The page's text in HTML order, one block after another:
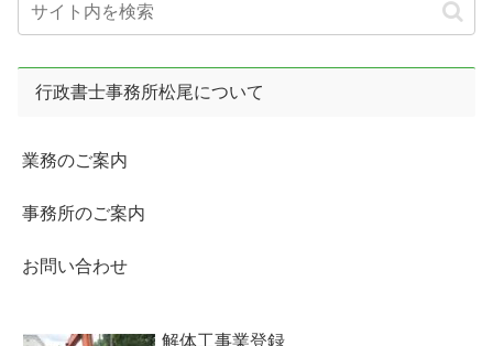
行政書士事務所松尾について
業務のご案内
事務所のご案内
お問い合わせ
解体工事業登録